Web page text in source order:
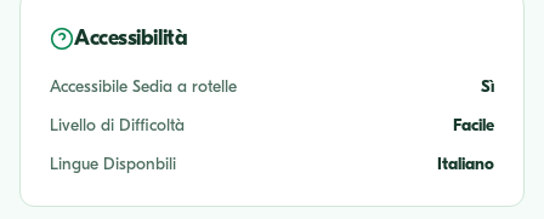
Accessibilità
Accessibile Sedia a rotelle
Sì
Livello di Difficoltà
Facile
Lingue Disponbili
Italiano